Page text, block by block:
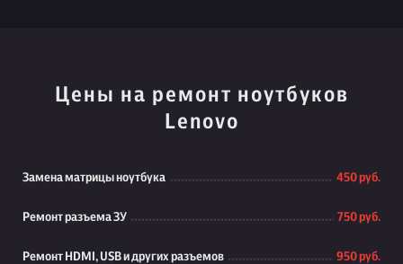
Цены на ремонт ноутбуков
Lenovo
Замена матрицы ноутбука 450 руб.
Ремонт разъема ЗУ 750 руб.
Ремонт HDMI, USB и других разъемов 950 руб.